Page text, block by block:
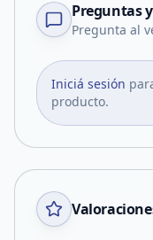
Preguntas
Pregunta al
Iniciá sesión
producto.